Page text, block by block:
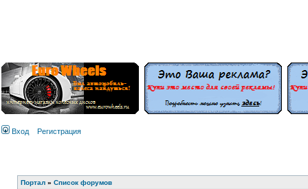
Вход Регистрация
Портал » Список форумов